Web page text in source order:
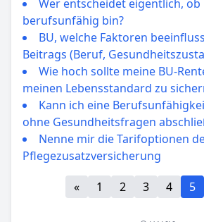
Wer entscheidet eigentlich, ob
berufsunfähig bin?
BU, welche Faktoren
Beitrags (Beruf,
Wie hoch sollte meine BU-
meinen Lebensstandard zu
Kann ich eine
ohne Gesundheitsfragen
Nenne mir die Tarifoptionen
Pflegezusatzversicherung
«
1 2 3 4 5